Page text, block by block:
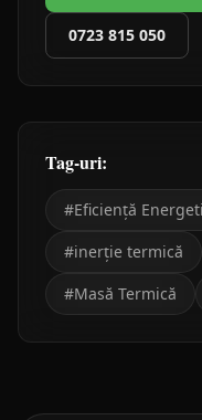
0723 815 050
Tag-uri:
#Eficiență
#inerție termică
#Masă Termică